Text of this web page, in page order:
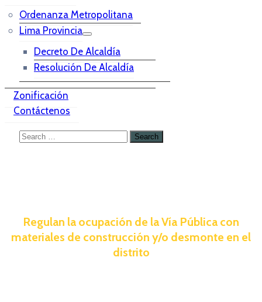
Ordenanza Metropolitana
Lima Provincia
Decreto De Alcaldía
Resolución De Alcaldía
Zonificación
Contáctenos
Regulan la ocupación de la Vía Pública con
materiales de construcción y/o desmonte en el
distrito